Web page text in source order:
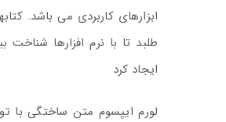
ابزارهای کاربردی می باشد.
طلبد تا با نرم افزارها
ایجاد کرد
لورم ایپسوم متن ساختگی با